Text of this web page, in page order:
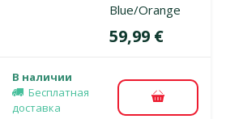
Blue/Orange
Цена
59,99 €
В наличии
Бесплатная
доставка
В корзину